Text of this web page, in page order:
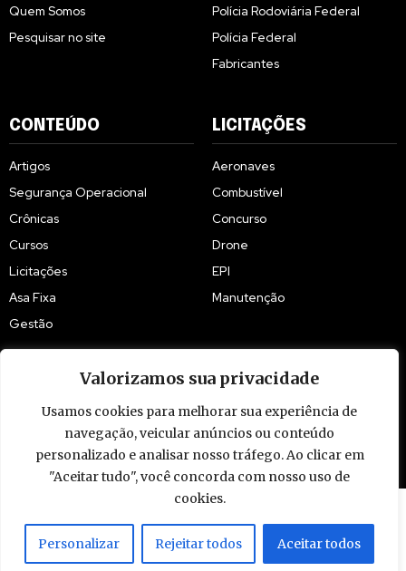
Valorizamos sua privacidade
Usamos cookies para melhorar sua experiência de
navegação, veicular anúncios ou conteúdo
personalizado e analisar nosso tráfego. Ao clicar em
"Aceitar tudo", você concorda com nosso uso de
cookies.
Personalizar Rejeitar todos Aceitar todos
Quem Somos
Pesquisar no site
Polícia Rodoviária Federal
Polícia Federal
Fabricantes
CONTEÚDO
Artigos
Segurança Operacional
Crônicas
Cursos
Licitações
Asa Fixa
Gestão
LICITAÇÕES
Aeronaves
Combustível
Concurso
Drone
EPI
Manutenção
© 2009 - 2026 Piloto Policial. Todos os direitos reservados. Brasil.